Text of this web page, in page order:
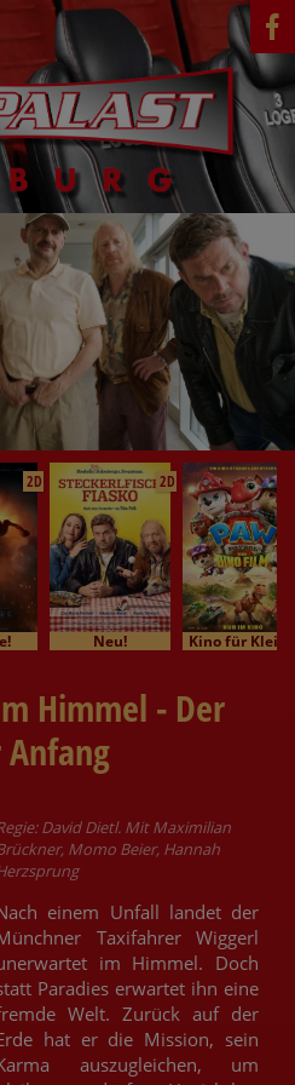
2D 2D
Neu! Kino für
Himmel - Der
David Dietl. Mit Maximilian
Momo Beier, Hannah
einem Unfall landet der
Taxifahrer Wiggerl
im Himmel. Doch
Paradies erwartet ihn eine
Welt. Zurück auf der
hat er die Mission, sein
auszugleichen, um